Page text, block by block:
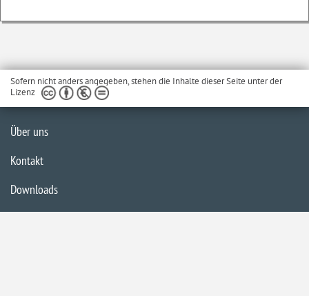
Sofern nicht anders angegeben, stehen die Inhalte dieser Seite unter der
Lizenz
Über uns
Kontakt
Downloads